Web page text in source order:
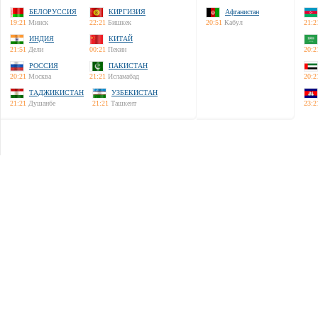
БЕЛОРУССИЯ
19:21 Минск
КИРГИЗИЯ
22:21 Бишкек
ИНДИЯ
21:51 Дели
КИТАЙ
00:21 Пекин
РОССИЯ
20:21 Москва
ПАКИСТАН
21:21 Исламабад
ТАДЖИКИСТАН
21:21 Душанбе
УЗБЕКИСТАН
21:21 Ташкент
Афганистан
20:51 Кабул